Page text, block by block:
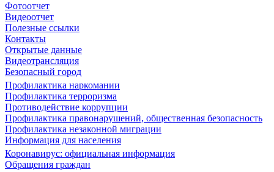
Фотоотчет
Видеоотчет
Полезные ссылки
Контакты
Открытые данные
Видеотрансляция
Безопасный город
Профилактика наркомании
Профилактика терроризма
Противодействие коррупции
Профилактика правонарушений, общественная безопасность
Профилактика незаконной миграции
Информация для населения
Коронавирус: официальная информация
Обращения граждан